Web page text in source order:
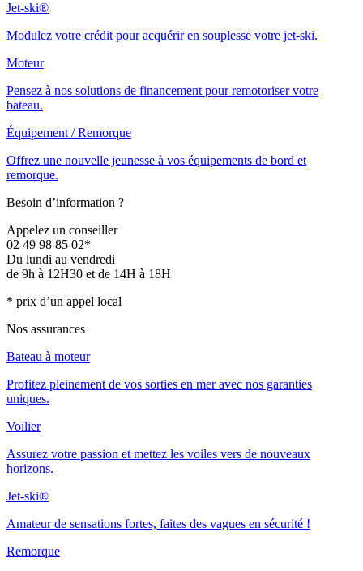
Jet-ski®
Modulez votre crédit pour acquérir en souplesse votre jet-ski.
Moteur
Pensez à nos solutions de financement pour remotoriser votre
bateau.
Équipement / Remorque
Offrez une nouvelle jeunesse à vos équipements de bord et
remorque.
Besoin d’information ?
Appelez un conseiller
02 49 98 85 02*
Du lundi au vendredi
de 9h à 12H30 et de 14H à 18H
* prix d’un appel local
Nos assurances
Bateau à moteur
Profitez pleinement de vos sorties en mer avec nos garanties
uniques.
Voilier
Assurez votre passion et mettez les voiles vers de nouveaux
horizons.
Jet-ski®
Amateur de sensations fortes, faites des vagues en sécurité !
Remorque